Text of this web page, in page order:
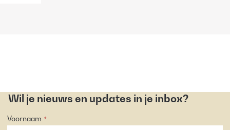
Wil je nieuws en updates in je inbox?
Voornaam *